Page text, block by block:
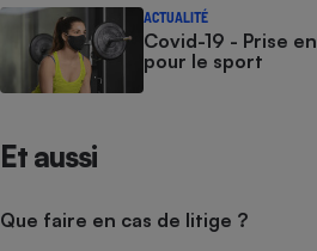
ACTUALITÉ
Covid-19 - Prise
pour le sport
Et aussi
Que faire en cas de litige ?